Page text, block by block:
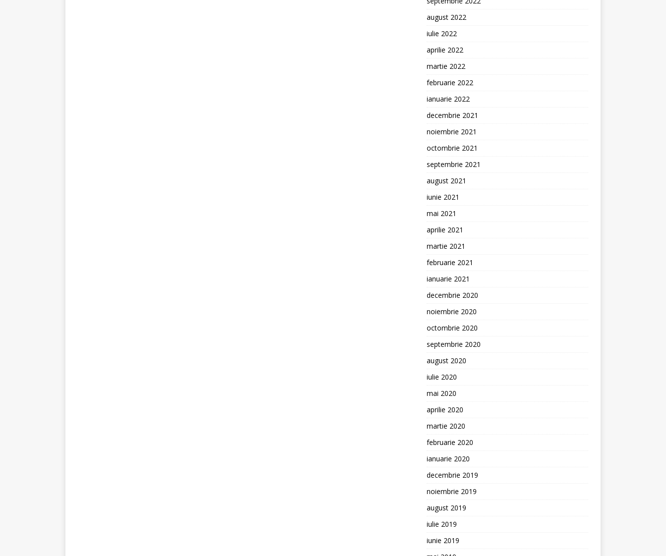
august 2022
iulie 2022
aprilie 2022
martie 2022
februarie 2022
ianuarie 2022
decembrie 2021
noiembrie 2021
octombrie 2021
septembrie 2021
august 2021
iunie 2021
mai 2021
aprilie 2021
martie 2021
februarie 2021
ianuarie 2021
decembrie 2020
noiembrie 2020
octombrie 2020
septembrie 2020
august 2020
iulie 2020
mai 2020
aprilie 2020
martie 2020
februarie 2020
ianuarie 2020
decembrie 2019
noiembrie 2019
august 2019
iulie 2019
iunie 2019